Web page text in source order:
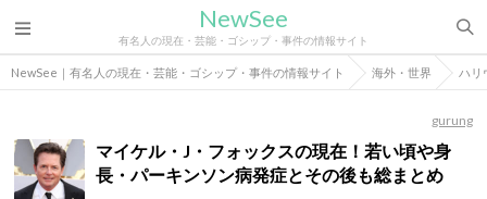
NewSee
有名人の現在・芸能・ゴシップ・事件の情報サイト
NewSee｜有名人の現在・芸能・ゴシップ・事件の情報サイト 海外・世界 ハリ
gurung
マイケル・J・フォックスの現在！若い頃や身
長・パーキンソン病発症とその後も総まとめ